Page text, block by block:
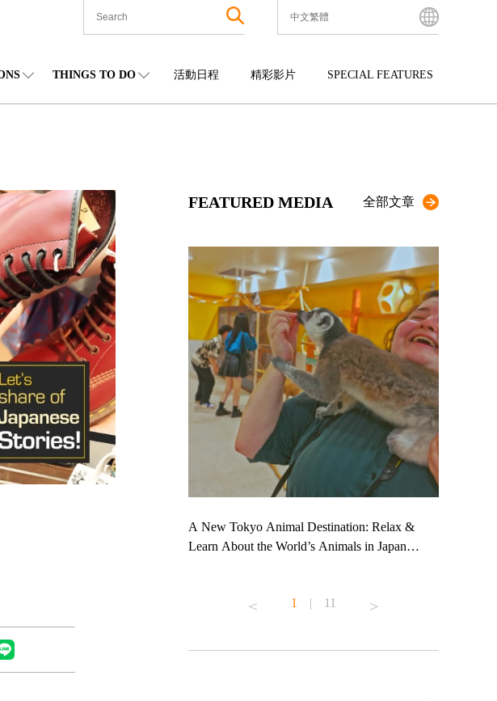
中文繁體
Tiếng Việt
THINGS TO DO 活動日程 精彩影片 SPECIAL FEATURES
FEATURED MEDIA 全部文章
art and bringing it to
capital. We can't wait to see it for
at Japankuru.com! (link in bio)
#teamlabbiovortex #kyoto
#artnews
A New Tokyo Animal Destination: Relax &
Learn About the World’s Animals in Japan
#japantrip #카피바라 #애니터치 #아이와가볼
1 | 11